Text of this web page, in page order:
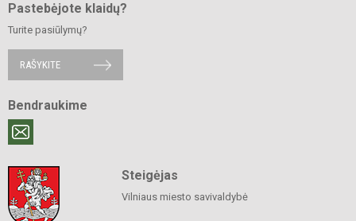
Pastebėjote klaidų?
Turite pasiūlymų?
RAŠYKITE
Bendraukime
Steigėjas
Vilniaus miesto savivaldybė